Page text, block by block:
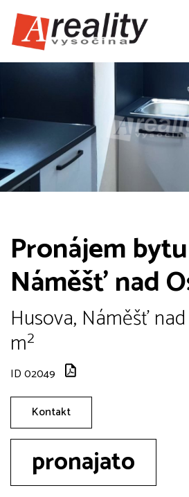
Pronájem
Náměšť nad
Husova, Náměšť
m²
ID 02049
Kontakt
pronajato